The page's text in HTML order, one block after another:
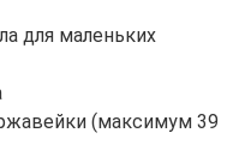
для маленьких
(максимум 39